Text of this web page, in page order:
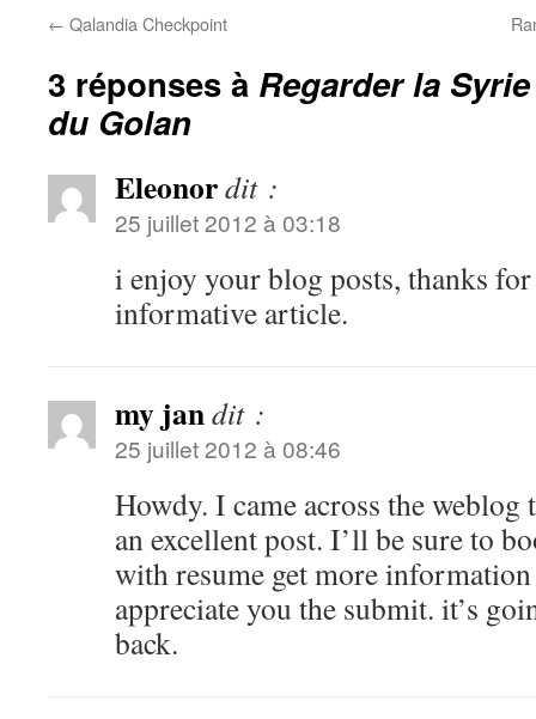
← Qalandia Checkpoint
3 réponses à Regarder la
du Golan
Eleonordit :
25 juillet 2012 à 03:18
i enjoy your blog posts, thanks
informative article.
my jandit :
25 juillet 2012 à 08:46
Howdy. I came across the
an excellent post. I’ll be sure to
with resume get more
appreciate you the submit. it’s
back.